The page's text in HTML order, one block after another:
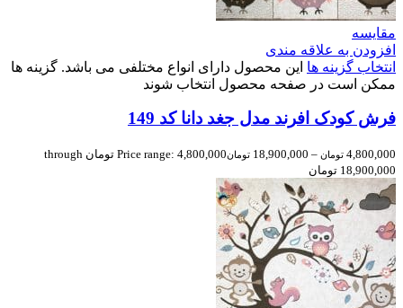
مقایسه
افزودن به علاقه مندی
انتخاب گزینه ها این محصول دارای انواع مختلفی می باشد. گزینه ها
ممکن است در صفحه محصول انتخاب شوند
فرش کودک افرند مدل جغد دانا کد 149
4,800,000 تومان –
18,900,000 تومان
Price range: 4,800,000 تومان through
18,900,000 تومان